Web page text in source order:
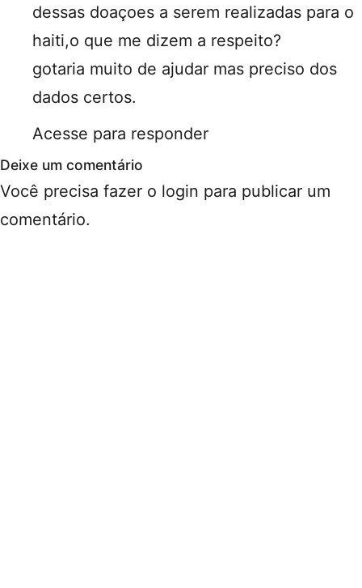
dessas doaçoes a serem realizadas para o
haiti,o que me dizem a respeito?
gotaria muito de ajudar mas preciso dos
dados certos.
Acesse para responder
Deixe um comentário
Você precisa fazer o login para publicar um
comentário.